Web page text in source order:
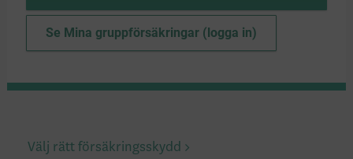
Se Mina gruppförsäkringar (logga in)
Välj rätt försäkringsskydd